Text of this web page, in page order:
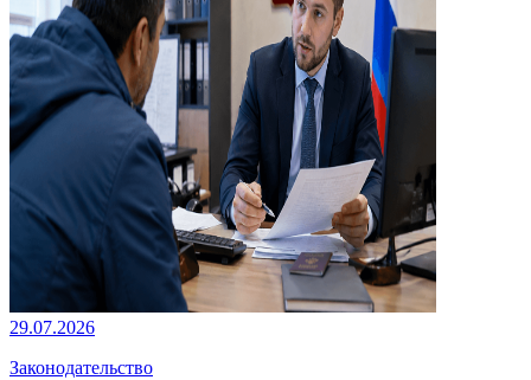
29.07.2026
Законодательство